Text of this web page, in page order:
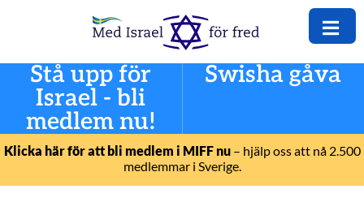
Stå upp för
Israel - bli
medlem nu!
Swisha gåva
Klicka här för att bli medlem i MIFF nu– hjälp oss att nå 2.500
medlemmar i Sverige.